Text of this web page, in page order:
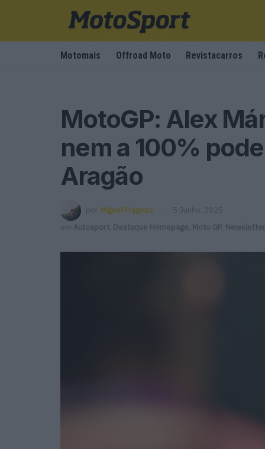
Motomais Offroad Moto Revistacarros
MotoGP: Alex
nem a 100%
Aragão
por Miguel Fragoso
5 Junho, 2025
em
Autosport Destaque Homepage Moto GP Newsletter